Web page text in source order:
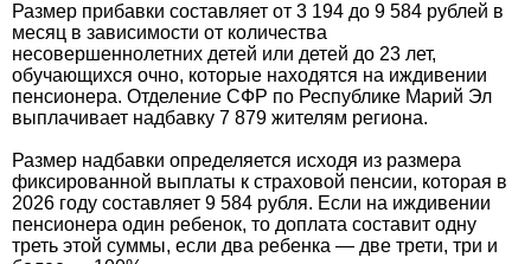
Размер прибавки составляет от 3 194 до 9 584 рублей в
месяц в зависимости от количества
несовершеннолетних детей или детей до 23 лет,
обучающихся очно, которые находятся на иждивении
пенсионера. Отделение СФР по Республике Марий Эл
выплачивает надбавку 7 879 жителям региона.
Размер надбавки определяется исходя из размера
фиксированной выплаты к страховой пенсии, которая в
2026 году составляет 9 584 рубля. Если на иждивении
пенсионера один ребенок, то доплата составит одну
треть этой суммы, если два ребенка — две трети, три и